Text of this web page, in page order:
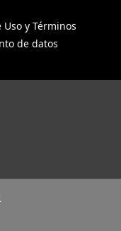
y Términos
de datos